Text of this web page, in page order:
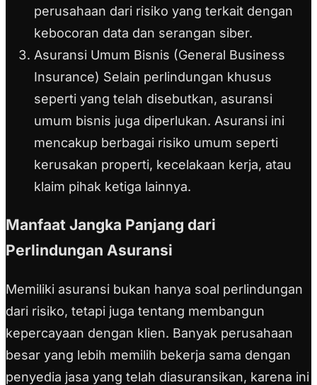
perusahaan dari risiko yang terkait dengan
kebocoran data dan serangan siber.
Asuransi Umum Bisnis (General Business
Insurance) Selain perlindungan khusus
seperti yang telah disebutkan, asuransi
umum bisnis juga diperlukan. Asuransi ini
mencakup berbagai risiko umum seperti
kerusakan properti, kecelakaan kerja, atau
klaim pihak ketiga lainnya.
Manfaat Jangka Panjang dari
Perlindungan Asuransi
Memiliki asuransi bukan hanya soal perlindungan
dari risiko, tetapi juga tentang membangun
kepercayaan dengan klien. Banyak perusahaan
besar yang lebih memilih bekerja sama dengan
penyedia jasa yang telah diasuransikan, karena ini